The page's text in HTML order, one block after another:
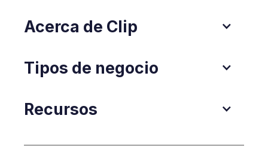
Acerca de Clip
Tipos de negocio
Recursos